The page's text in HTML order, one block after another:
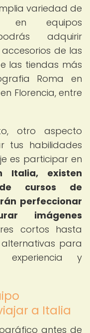
variedad de
en equipos
adquirir
de las
las tiendas más
Roma en
Florencia, entre
otro aspecto
tus habilidades
es participar en
Italia, existen
de cursos de
perfeccionar
imágenes
cortos hasta
para
y
a Italia
antes de